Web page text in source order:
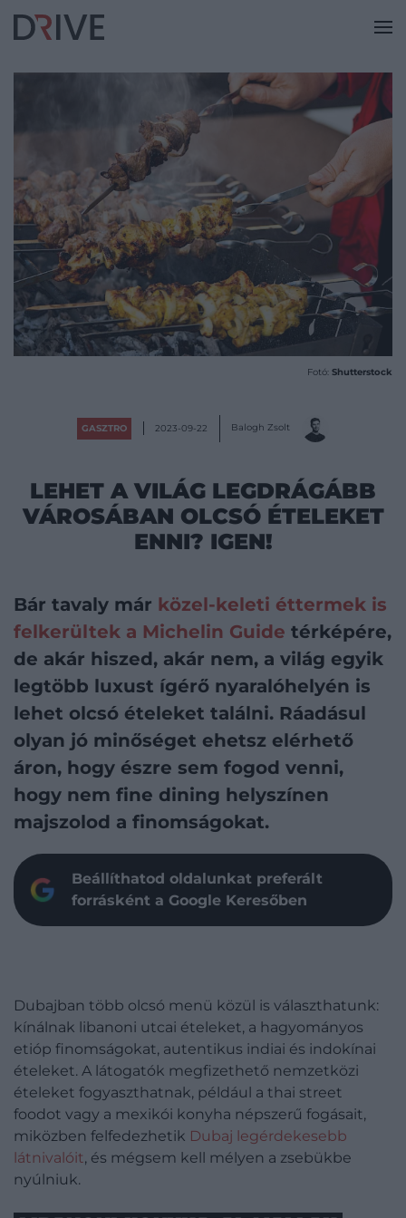
Fotó: Shutterstock
GASZTRO 2023-09-22 Balogh Zsolt
LEHET A VILÁG LEGDRÁGÁBB
VÁROSÁBAN OLCSÓ ÉTELEKET
ENNI? IGEN!
Bár tavaly már közel-keleti éttermek is
felkerültek a Michelin Guide térképére,
de akár hiszed, akár nem, a világ egyik
legtöbb luxust ígérő nyaralóhelyén is
lehet olcsó ételeket találni. Ráadásul
olyan jó minőséget ehetsz elérhető
áron, hogy észre sem fogod venni,
hogy nem fine dining helyszínen
majszolod a finomságokat.
Beállíthatod oldalunkat preferált
forrásként a Google Keresőben
Dubajban több olcsó menü közül is választhatunk:
kínálnak libanoni utcai ételeket, a hagyományos
etióp finomságokat, autentikus indiai és indokínai
ételeket. A látogatók megfizethető nemzetközi
ételeket fogyaszthatnak, például a thai street
foodot vagy a mexikói konyha népszerű fogásait,
miközben felfedezhetik Dubaj legérdekesebb
látnivalóit, és mégsem kell mélyen a zsebükbe
nyúlniuk.